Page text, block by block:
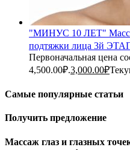
"МИНУС 10 ЛЕТ"
подтяжки лица 3й
Первоначальная цена
4,500.00₽.3,000.00₽
Самые популярные статьи
Получить предложение
Массаж глаз и глазных